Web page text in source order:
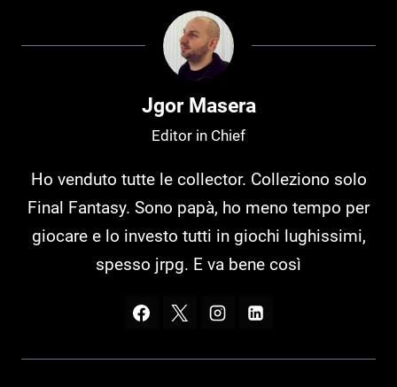
Jgor Masera
Editor in Chief
Ho venduto tutte le collector. Colleziono solo
Final Fantasy. Sono papà, ho meno tempo per
giocare e lo investo tutti in giochi lughissimi,
spesso jrpg. E va bene così